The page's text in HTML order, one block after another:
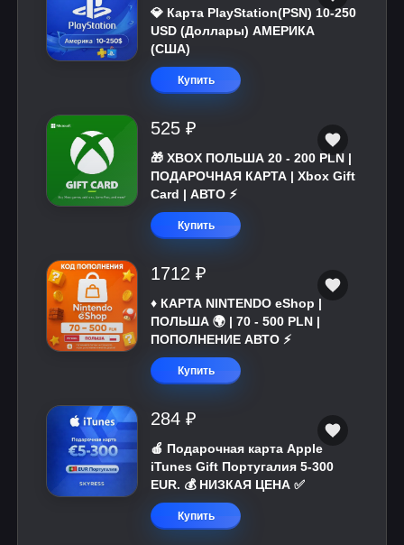
💎 Карта PlayStation(PSN) 10-250
USD (Доллары) АМЕРИКА
(США)
Купить
525 ₽
🎁 XBOX ПОЛЬША 20 - 200 PLN |
ПОДАРОЧНАЯ КАРТА | Xbox Gift
Card | АВТО ⚡
Купить
1712 ₽
♦️ КАРТА NINTENDO eShop |
ПОЛЬША 🌍 | 70 - 500 PLN |
ПОПОЛНЕНИЕ АВТО ⚡
Купить
284 ₽
🍎 Подарочная карта Apple
iTunes Gift Португалия 5-300
EUR. 💰 НИЗКАЯ ЦЕНА ✅
Купить